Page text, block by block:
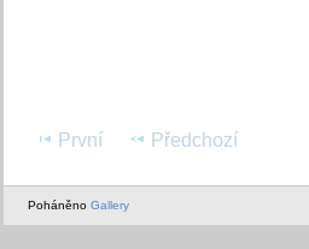
První Předchozí
Poháněno Gallery